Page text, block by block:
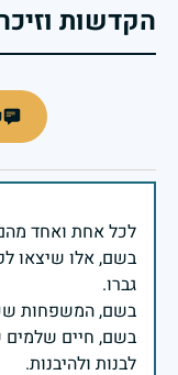
הקדשות
בשם, אלו שיצאו
בשם, חיים שלמים